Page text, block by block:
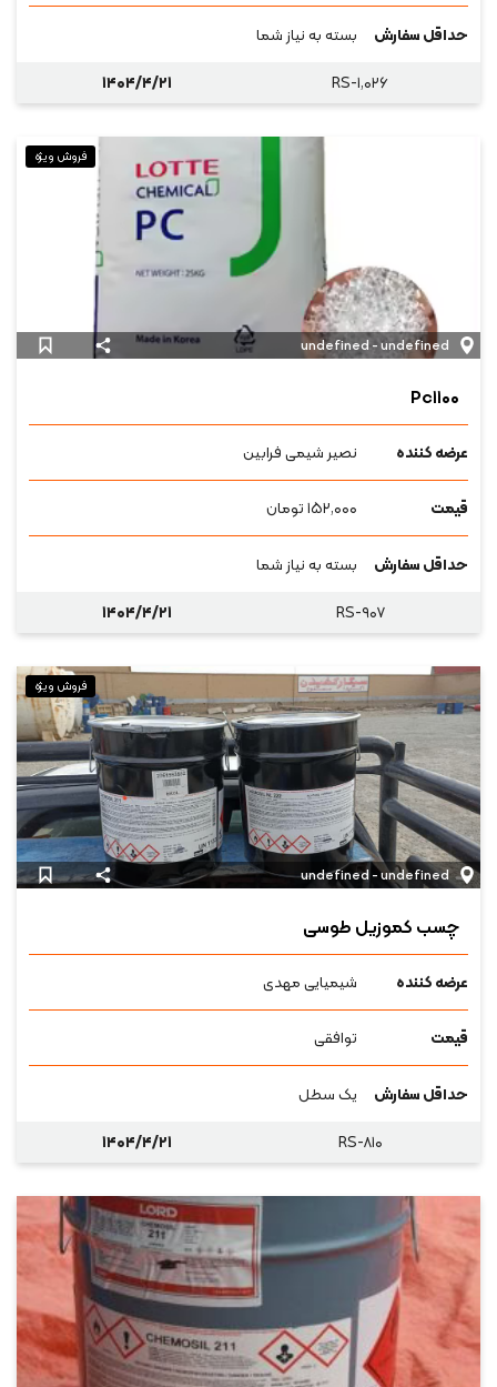
حداقل سفارش
بسته به نیاز شما
RS-۱,۰۲۶
۱۴۰۴/۴/۲۱
فروش ویژه
undefined - undefined
Pc۱۱۰۰
عرضه کننده نصیر شیمی فرابین
قیمت ۱۵۲,۰۰۰تومان
حداقل سفارش
بسته به نیاز شما
RS-۹۰۷
۱۴۰۴/۴/۲۱
فروش ویژه
undefined - undefined
چسب کموزیل طوسی
عرضه کننده شیمیایی مهدی
قیمت توافقی
حداقل سفارش
یک سطل
RS-۸۱۰
۱۴۰۴/۴/۲۱